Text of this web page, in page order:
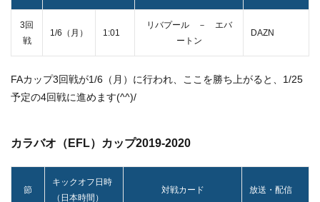
3回
戦
1/6（月） 1:01
リバプール － エバ
ートン
DAZN
FAカップ3回戦が1/6（月）に行われ、ここを勝ち上がると、1/25
予定の4回戦に進めます(^^)/
カラバオ（EFL）カップ2019-2020
節
キックオフ日時
（日本時間）
対戦カード 放送・配信